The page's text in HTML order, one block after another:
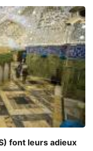
font leurs adieux